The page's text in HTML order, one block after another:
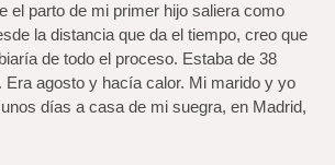
el parto de mi primer hijo saliera como
la distancia que da el tiempo, creo que
de todo el proceso. Estaba de 38
agosto y hacía calor. Mi marido y yo
días a casa de mi suegra, en Madrid,